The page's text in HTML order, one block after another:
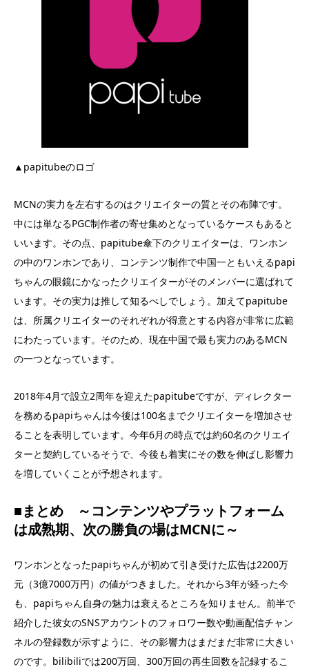
▲papitubeのロゴ
MCNの実力を左右するのはクリエイターの質とその布陣です。
中には単なるPGC制作者の寄せ集めとなっているケースもあると
いいます。その点、papitube傘下のクリエイターは、ワンホン
の中のワンホンであり、コンテンツ制作で中国一ともいえるpapi
ちゃんの眼鏡にかなったクリエイターがそのメンバーに選ばれて
います。その実力は推して知るべしでしょう。加えてpapitube
は、所属クリエイターのそれぞれが得意とする内容が非常に広範
にわたっています。そのため、現在中国で最も実力のあるMCN
の一つとなっています。
2018年4月で設立2周年を迎えたpapitubeですが、ディレクター
を務めるpapiちゃんは今後は100名までクリエイターを増加させ
ることを表明しています。今年6月の時点では約60名のクリエイ
ターと契約しているそうで、今後も着実にその数を伸ばし影響力
を増していくことが予想されます。
■まとめ ～コンテンツやプラットフォーム
は成熟期、次の勝負の場はMCNに～
ワンホンとなったpapiちゃんが初めて引き受けた広告は2200万
元（3億7000万円）の値がつきました。それから3年が経った今
も、papiちゃん自身の魅力は衰えるところを知りません。前半で
紹介した彼女のSNSアカウントのフォロワー数や動画配信チャン
ネルの登録数が示すように、その影響力はまだまだ非常に大きい
のです。bilibiliでは200万回、300万回の再生回数を記録するこ